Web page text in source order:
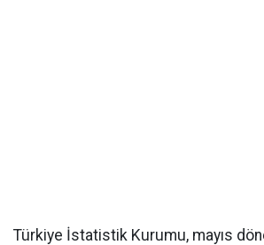
Türkiye İstatistik Kurumu, mayıs